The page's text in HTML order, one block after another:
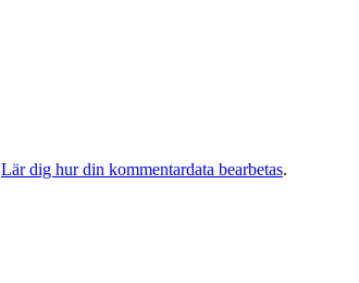
Lär dig hur din kommentardata bearbetas.